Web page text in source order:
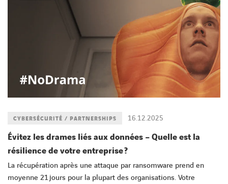
16.12.2025
CYBERSÉCURITÉ / PARTNERSHIPS
Évitez les drames liés aux données – Quelle est la
résilience de votre entreprise ?
La récupération après une attaque par ransomware prend en
moyenne 21 jours pour la plupart des organisations. Votre